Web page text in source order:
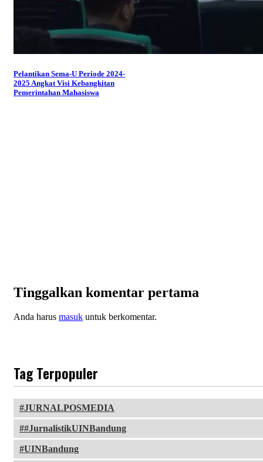
Pelantikan Sema-U Periode 2024-
2025 Angkat Visi Kebangkitan
Pemerintahan Mahasiswa
Tinggalkan komentar pertama
Anda harus masuk untuk berkomentar.
Tag Terpopuler
JURNALPOSMEDIA
#JurnalistikUINBandung
UINBandung